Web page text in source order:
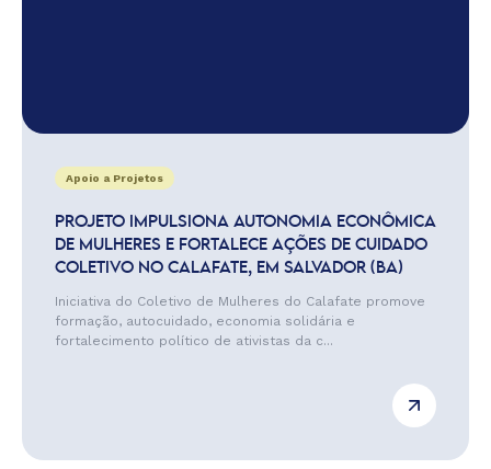
Apoio a Projetos
PROJETO IMPULSIONA AUTONOMIA ECONÔMICA
DE MULHERES E FORTALECE AÇÕES DE CUIDADO
COLETIVO NO CALAFATE, EM SALVADOR (BA)
Iniciativa do Coletivo de Mulheres do Calafate promove
formação, autocuidado, economia solidária e
fortalecimento político de ativistas da c...